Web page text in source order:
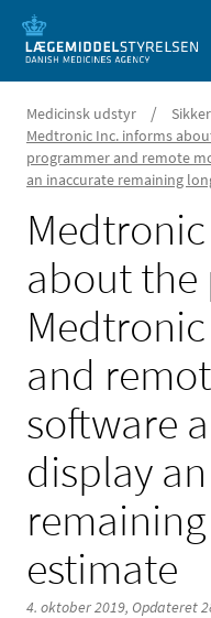
Medicinsk udstyr /
Medtronic Inc. informs
programmer and remote
an inaccurate remaining
about
and
software
display
estimate
4. oktober 2019, Opdateret